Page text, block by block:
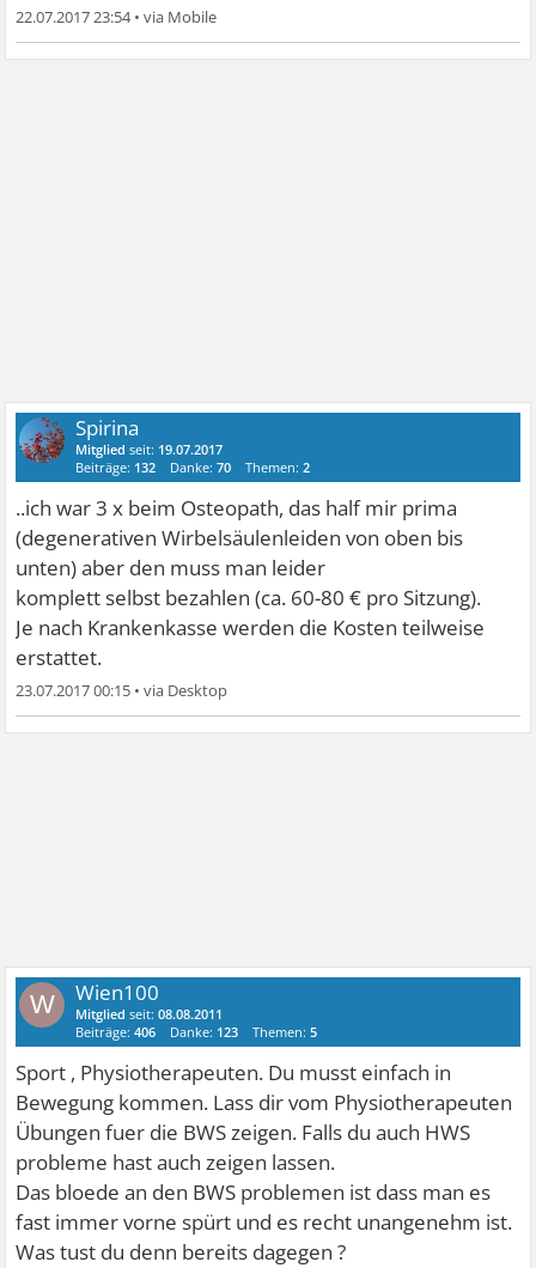
22.07.2017 23:54•
Spirina
Mitglied seit: 19.07.2017
Beiträge: 132 Danke:70 Themen:2
..ich war 3 x beim Osteopath, das half mir prima
(degenerativen Wirbelsäulenleiden von oben bis
unten) aber den muss man leider
komplett selbst bezahlen (ca. 60-80 € pro Sitzung).
Je nach Krankenkasse werden die Kosten teilweise
erstattet.
23.07.2017 00:15 •
W Wien100
Mitglied seit:08.08.2011
Beiträge:406 Danke: 123 Themen:5
Sport , Physiotherapeuten. Du musst einfach in
Bewegung kommen. Lass dir vom Physiotherapeuten
Übungen fuer die BWS zeigen. Falls du auch HWS
probleme hast auch zeigen lassen.
Das bloede an den BWS problemen ist dass man es
fast immer vorne spürt und es recht unangenehm ist.
Was tust du denn bereits dagegen ?